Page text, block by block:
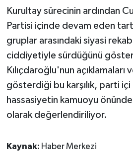
Kurultay sürecinin ardından
Partisi içinde devam eden
gruplar arasındaki siyasi
ciddiyetiyle sürdüğünü
Kılıçdaroğlu'nun açıklamaları
gösterdiği bu karşılık, parti
hassasiyetin kamuoyu
olarak değerlendiriliyor.
Kaynak: Haber Merkezi